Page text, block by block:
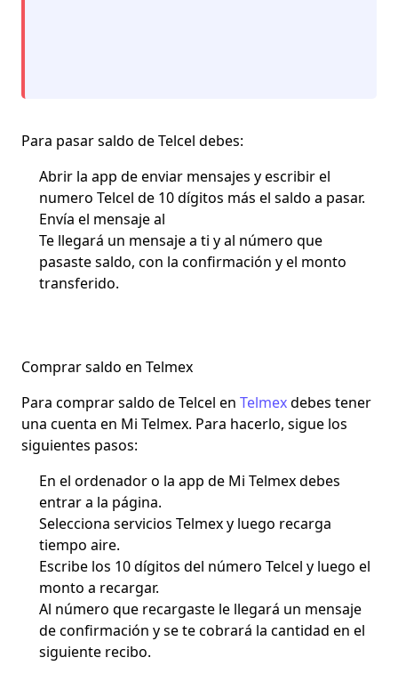
Para pasar saldo de Telcel debes:
Abrir la app de enviar mensajes y escribir el
numero Telcel de 10 dígitos más el saldo a pasar.
Envía el mensaje al
Te llegará un mensaje a ti y al número que
pasaste saldo, con la confirmación y el monto
transferido.
Comprar saldo en Telmex
Para comprar saldo de Telcel en Telmexdebes tener
una cuenta en Mi Telmex. Para hacerlo, sigue los
siguientes pasos:
En el ordenador o la app de Mi Telmex debes
entrar a la página.
Selecciona servicios Telmexy luego recarga
tiempo aire.
Escribe los 10 dígitos del número Telcel y luego el
monto a recargar.
Al número que recargaste le llegará un mensaje
de confirmación y se te cobrará la cantidad en el
siguiente recibo.